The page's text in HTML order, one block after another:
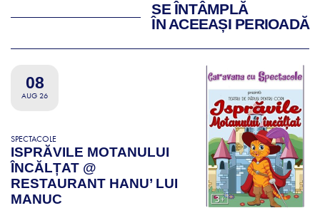
SE ÎNTÂMPLĂ
ÎN ACEEAȘI PERIOADĂ
08
AUG 26
SPECTACOLE
ISPRĂVILE MOTANULUI
ÎNCĂLȚAT @
RESTAURANT HANU’ LUI
MANUC